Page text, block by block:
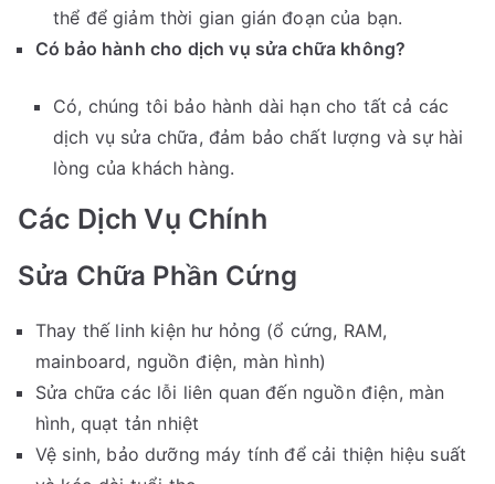
thể để giảm thời gian gián đoạn của bạn.
Có bảo hành cho dịch vụ sửa chữa không?
Có, chúng tôi bảo hành dài hạn cho tất cả các
dịch vụ sửa chữa, đảm bảo chất lượng và sự hài
lòng của khách hàng.
Các Dịch Vụ Chính
Sửa Chữa Phần Cứng
Thay thế linh kiện hư hỏng (ổ cứng, RAM,
mainboard, nguồn điện, màn hình)
Sửa chữa các lỗi liên quan đến nguồn điện, màn
hình, quạt tản nhiệt
Vệ sinh, bảo dưỡng máy tính để cải thiện hiệu suất